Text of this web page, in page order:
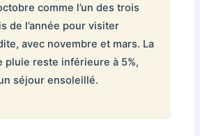
comme l’un des trois
de l’année pour visiter
avec novembre et mars. La
pluie reste inférieure à 5%,
séjour ensoleillé.